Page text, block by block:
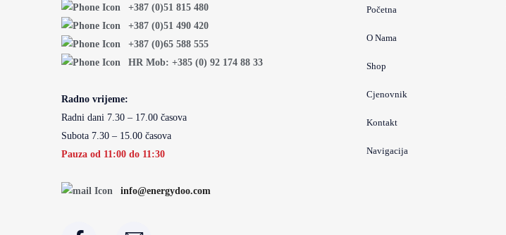
+387 (0)51 815 480
+387 (0)51 490 420
+387 (0)65 588 555
HR Mob: +385 (0) 92 174 88 33
Radno vrijeme:
Radni dani 7.30 – 17.00 časova
Subota 7.30 – 15.00 časova
Pauza od 11:00 do 11:30
info@energydoo.com
Početna
O Nama
Shop
Cjenovnik
Kontakt
Navigacija